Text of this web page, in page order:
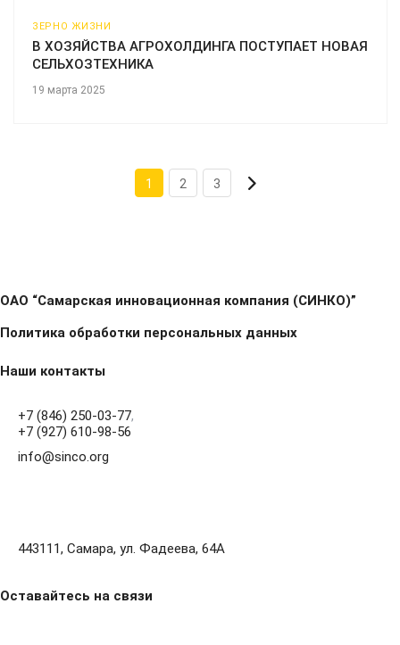
ЗЕРНО ЖИЗНИ
В ХОЗЯЙСТВА АГРОХОЛДИНГА ПОСТУПАЕТ НОВАЯ
СЕЛЬХОЗТЕХНИКА
19 марта 2025
1 2 3
ОАО “Самарская инновационная компания (СИНКО)”
Политика обработки персональных данных
Наши контакты
+7 (846) 250-03-77,
+7 (927) 610-98-56
info@sinco.org
443111, Самара, ул. Фадеева, 64А
Оставайтесь на связи